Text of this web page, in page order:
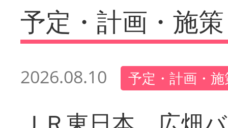
予定・計画・施策
2026.08.10 予定・計画・